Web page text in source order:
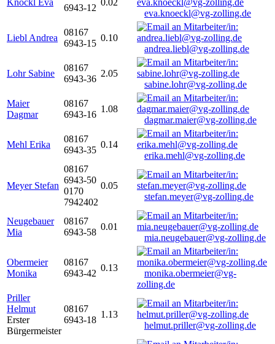
Knöckl Eva
6943-12
0.02
eva.knoeckl@vg-zolling.de
Liebl Andrea
08167
6943-15
0.10
andrea.liebl@vg-zolling.de
Lohr Sabine
08167
6943-36
2.05
sabine.lohr@vg-zolling.de
Maier
Dagmar
08167
6943-16
1.08
dagmar.maier@vg-zolling.de
Mehl Erika
08167
6943-35
0.14
erika.mehl@vg-zolling.de
Meyer Stefan
08167
6943-50
0170
7942402
0.05
stefan.meyer@vg-zolling.de
Neugebauer
Mia
08167
6943-58
0.01
mia.neugebauer@vg-zolling.de
Obermeier
Monika
08167
6943-42
0.13
monika.obermeier@vg-
zolling.de
Priller
Helmut
Erster
Bürgermeister
08167
6943-18
1.13
helmut.priller@vg-zolling.de